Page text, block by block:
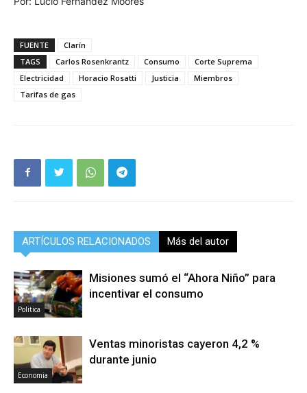
FUENTE
Clarín
TAGS
Carlos Rosenkrantz Consumo
Corte Suprema
Electricidad
Horacio Rosatti Justicia
Miembros
Tarifas de gas
ARTÍCULOS RELACIONADOS Más del autor
Politica
Misiones sumó el “Ahora Niño” para
incentivar el consumo
Economia
Ventas minoristas cayeron 4,2 %
durante junio